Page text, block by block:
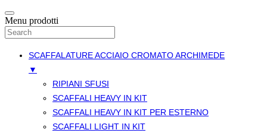
Menu prodotti
SCAFFALATURE ACCIAIO CROMATO ARCHIMEDE
▼
RIPIANI SFUSI
SCAFFALI HEAVY IN KIT
SCAFFALI HEAVY IN KIT PER ESTERNO
SCAFFALI LIGHT IN KIT